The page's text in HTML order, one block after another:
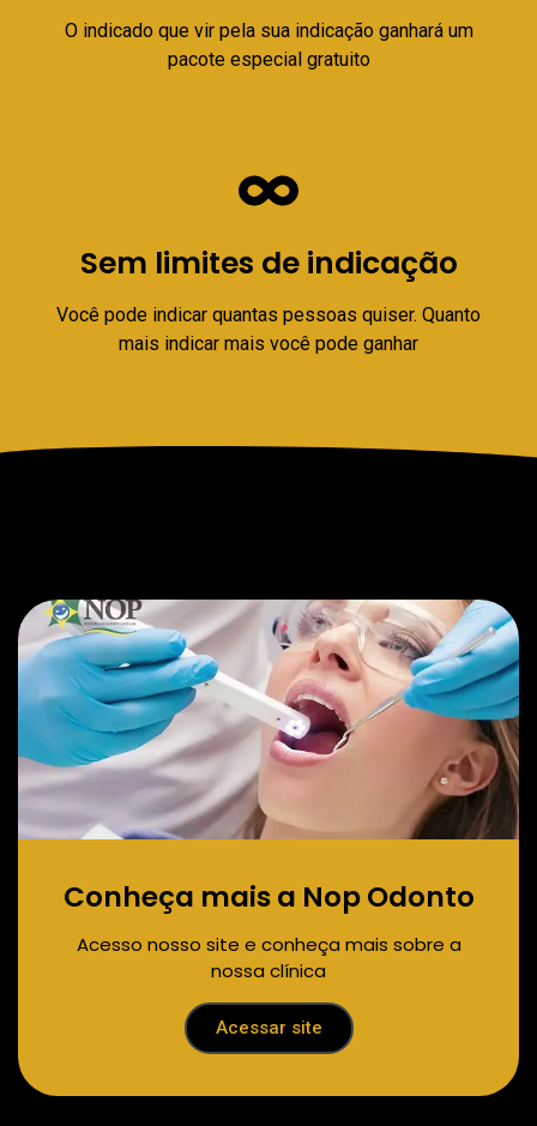
O indicado que vir pela sua indicação ganhará um
pacote especial gratuito
Sem limites de indicação
Você pode indicar quantas pessoas quiser. Quanto
mais indicar mais você pode ganhar
Conheça mais a Nop Odonto
Acesso nosso site e conheça mais sobre a
nossa clínica
Acessar site